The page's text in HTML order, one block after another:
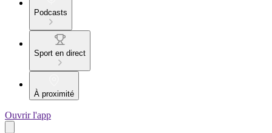
Podcasts
Sport en direct
À proximité
Ouvrir l'app